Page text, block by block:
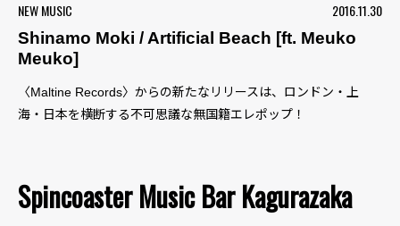
NEW MUSIC
2016.11.30
Shinamo Moki / Artificial Beach [ft. Meuko
Meuko]
〈Maltine Records〉からの新たなリリースは、ロンドン・上
海・日本を横断する不可思議な無国籍エレポップ！
Spincoaster Music Bar Kagurazaka